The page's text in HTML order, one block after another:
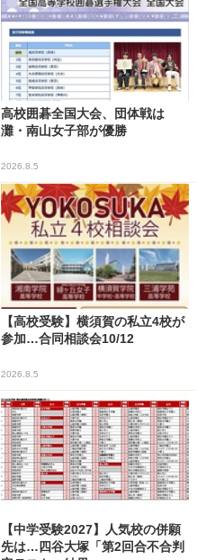
高校囲碁全国大会、団体戦は
灘・南山女子部が優勝
2026.8.5
【高校受験】横須賀の私立4校が
参加…合同相談会10/12
2026.8.5
【中学受験2027】人気校の併願
先は…四谷大塚「第2回合不合判